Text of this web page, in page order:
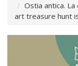
Ostia antica.
art treasure hunt